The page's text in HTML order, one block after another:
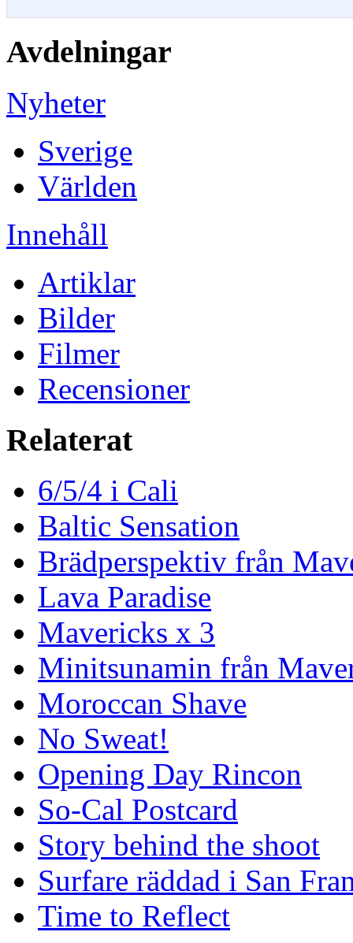
Avdelningar
Nyheter
Sverige
Världen
Innehåll
Artiklar
Bilder
Filmer
Recensioner
Relaterat
6/5/4 i Cali
Baltic Sensation
Brädperspektiv från
Lava Paradise
Mavericks x 3
Minitsunamin från
Moroccan Shave
No Sweat!
Opening Day Rincon
So-Cal Postcard
Story behind the shoot
Surfare räddad i San
Time to Reflect